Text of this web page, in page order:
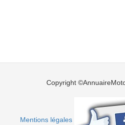
Copyright
Mentions légales